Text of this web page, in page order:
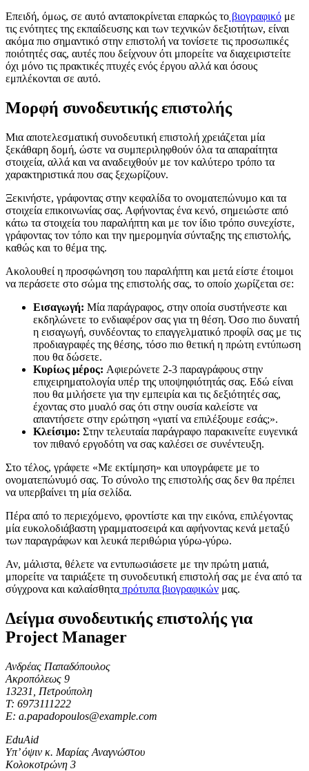
Επειδή, όμως, σε αυτό ανταποκρίνεται επαρκώς το βιογραφικό με
τις ενότητες της εκπαίδευσης και των τεχνικών δεξιοτήτων, είναι
ακόμα πιο σημαντικό στην επιστολή να τονίσετε τις προσωπικές
ποιότητές σας, αυτές που δείχνουν ότι μπορείτε να διαχειριστείτε
όχι μόνο τις πρακτικές πτυχές ενός έργου αλλά και όσους
εμπλέκονται σε αυτό.
Μορφή συνοδευτικής επιστολής
Μια αποτελεσματική συνοδευτική επιστολή χρειάζεται μία
ξεκάθαρη δομή, ώστε να συμπεριληφθούν όλα τα απαραίτητα
στοιχεία, αλλά και να αναδειχθούν με τον καλύτερο τρόπο τα
χαρακτηριστικά που σας ξεχωρίζουν.
Ξεκινήστε, γράφοντας στην κεφαλίδα το ονοματεπώνυμο και τα
στοιχεία επικοινωνίας σας. Αφήνοντας ένα κενό, σημειώστε από
κάτω τα στοιχεία του παραλήπτη και με τον ίδιο τρόπο συνεχίστε,
γράφοντας τον τόπο και την ημερομηνία σύνταξης της επιστολής,
καθώς και το θέμα της.
Ακολουθεί η προσφώνηση του παραλήπτη και μετά είστε έτοιμοι
να περάσετε στο σώμα της επιστολής σας, το οποίο χωρίζεται σε:
Εισαγωγή: Μία παράγραφος, στην οποία συστήνεστε και
εκδηλώνετε το ενδιαφέρον σας για τη θέση. Όσο πιο δυνατή
η εισαγωγή, συνδέοντας το επαγγελματικό προφίλ σας με τις
προδιαγραφές της θέσης, τόσο πιο θετική η πρώτη εντύπωση
που θα δώσετε.
Κυρίως μέρος: Αφιερώνετε 2-3 παραγράφους στην
επιχειρηματολογία υπέρ της υποψηφιότητάς σας. Εδώ είναι
που θα μιλήσετε για την εμπειρία και τις δεξιότητές σας,
έχοντας στο μυαλό σας ότι στην ουσία καλείστε να
απαντήσετε στην ερώτηση «γιατί να επιλέξουμε εσάς;».
Κλείσιμο: Στην τελευταία παράγραφο παρακινείτε ευγενικά
τον πιθανό εργοδότη να σας καλέσει σε συνέντευξη.
Στο τέλος, γράφετε «Με εκτίμηση» και υπογράφετε με το
ονοματεπώνυμό σας. Το σύνολο της επιστολής σας δεν θα πρέπει
να υπερβαίνει τη μία σελίδα.
Πέρα από το περιεχόμενο, φροντίστε και την εικόνα, επιλέγοντας
μία ευκολοδιάβαστη γραμματοσειρά και αφήνοντας κενά μεταξύ
των παραγράφων και λευκά περιθώρια γύρω-γύρω.
Αν, μάλιστα, θέλετε να εντυπωσιάσετε με την πρώτη ματιά,
μπορείτε να ταιριάξετε τη συνοδευτική επιστολή σας με ένα από τα
σύγχρονα και καλαίσθητα πρότυπα βιογραφικών μας.
Δείγμα συνοδευτικής επιστολής για
Project Manager
Ανδρέας Παπαδόπουλος
Ακροπόλεως 9
13231, Πετρούπολη
Τ: 6973111222
Ε: a.papadopoulos@example.com
EduAid
Υπ’ όψιν κ. Μαρίας Αναγνώστου
Κολοκοτρώνη 3